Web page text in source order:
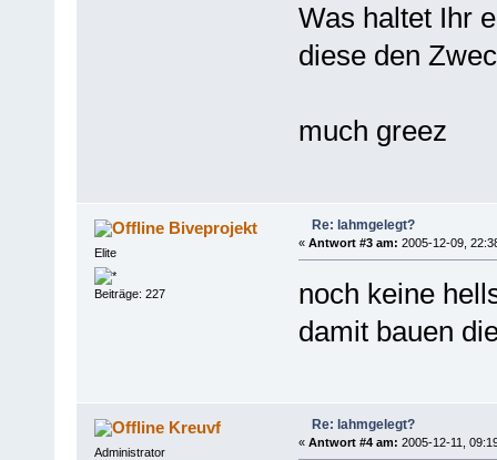
Was haltet Ihr
diese den
much greez
Biveprojekt
Elite
Beiträge: 227
Re: lahmgelegt?
« Antwort #3 am: 2005-12-09,
noch keine
damit bauen
Kreuvf
Administrator
Re: lahmgelegt?
« Antwort #4 am: 2005-12-11,